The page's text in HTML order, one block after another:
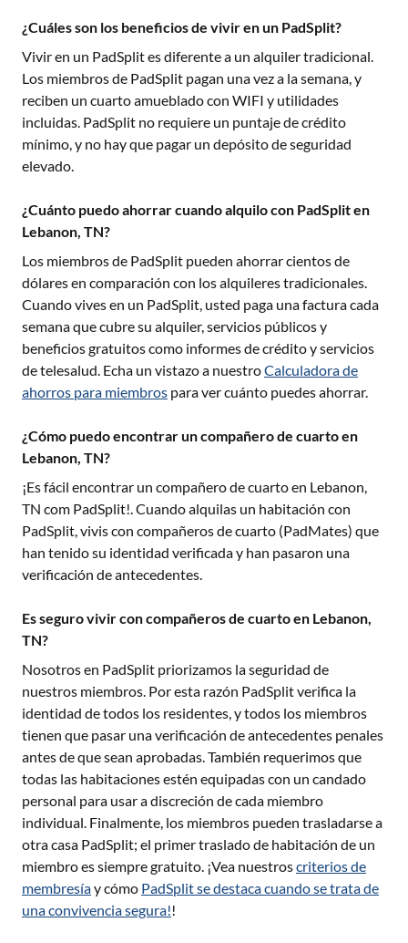
¿Cuáles son los beneficios de vivir en un PadSplit?
Vivir en un PadSplit es diferente a un alquiler tradicional.
Los miembros de PadSplit pagan una vez a la semana, y
reciben un cuarto amueblado con WIFI y utilidades
incluidas. PadSplit no requiere un puntaje de crédito
mínimo, y no hay que pagar un depósito de seguridad
elevado.
¿Cuánto puedo ahorrar cuando alquilo con PadSplit en
Lebanon, TN?
Los miembros de PadSplit pueden ahorrar cientos de
dólares en comparación con los alquileres tradicionales.
Cuando vives en un PadSplit, usted paga una factura cada
semana que cubre su alquiler, servicios públicos y
beneficios gratuitos como informes de crédito y servicios
de telesalud. Echa un vistazo a nuestroCalculadora de
ahorros para miembros para ver cuánto puedes ahorrar.
¿Cómo puedo encontrar un compañero de cuarto en
Lebanon, TN?
¡Es fácil encontrar un compañero de cuarto en Lebanon,
TN com PadSplit!. Cuando alquilas un habitación con
PadSplit, vivis con compañeros de cuarto (PadMates) que
han tenido su identidad verificada y han pasaron una
verificación de antecedentes.
Es seguro vivir con compañeros de cuarto en Lebanon,
TN?
Nosotros en PadSplit priorizamos la seguridad de
nuestros miembros. Por esta razón PadSplit verifica la
identidad de todos los residentes, y todos los miembros
tienen que pasar una verificación de antecedentes penales
antes de que sean aprobadas. También requerimos que
todas las habitaciones estén equipadas con un candado
personal para usar a discreción de cada miembro
individual. Finalmente, los miembros pueden trasladarse a
otra casa PadSplit; el primer traslado de habitación de un
miembro es siempre gratuito. ¡Vea nuestroscriterios de
membresíay cómo PadSplit se destaca cuando se trata de
una convivencia segura!!